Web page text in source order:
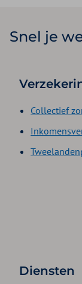
Snel je
Collectief
Diensten